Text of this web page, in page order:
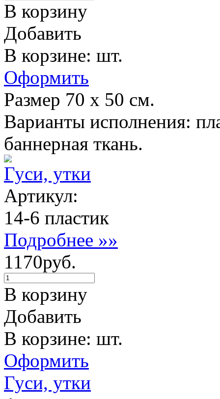
В корзину
Добавить
В корзине: шт.
Оформить
Размер 70 х 50 см.
Варианты исполнения:
баннерная ткань.
Гуси, утки
Артикул:
14-6 пластик
Подробнее »»
1170руб.
В корзину
Добавить
В корзине: шт.
Оформить
Гуси, утки